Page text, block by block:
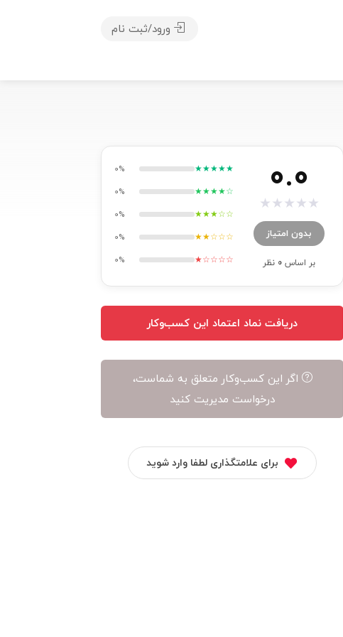
ورود/ثبت نام
0.0
★
★
★
★
★
بدون امتیاز
بر اساس0 نظر
★★★★★
0%
★★★★☆
0%
★★★☆☆
0%
★★☆☆☆
0%
★☆☆☆☆
0%
دریافت نماد اعتماد این کسب‌وکار
اگر این کسب‌وکار متعلق به شماست،
درخواست مدیریت کنید
برای علامتگذاری لطفا وارد شوید